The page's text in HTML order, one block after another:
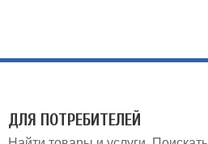
ДЛЯ ПОТРЕБИТЕЛЕЙ